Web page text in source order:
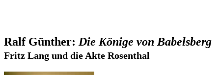
Ralf Günther: Die Könige von Babelsberg
Fritz Lang und die Akte Rosenthal